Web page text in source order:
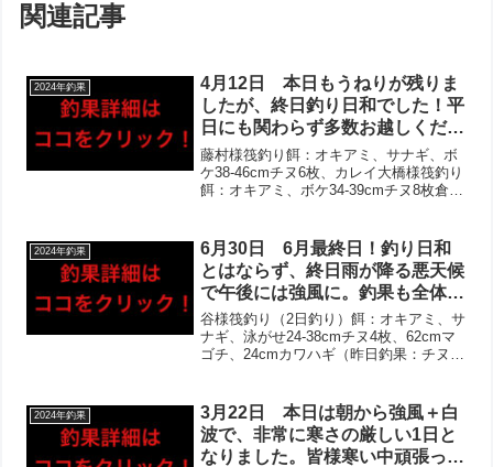
関連記事
2024年釣果
4月12日 本日もうねりが残りま
したが、終日釣り日和でした！平
日にも関わらず多数お越しくださ
り、感謝申し上げます‼︎アジ・イ
ワシは大漁の方ばかりで、初めて
の方もお楽しみ頂けました！チヌ
りも小さくバラしが多発。それで
も良型含めて多数でゲット‼︎
藤村様筏釣り餌：オキアミ、サナギ、ボ
ケ38-46cmチヌ6枚、カレイ大橋様筏釣り
餌：オキアミ、ボケ34-39cmチヌ8枚倉橋
45cmチヌ2枚、タナゴ藤井様筏...
2024年釣果
6月30日 6月最終日！釣り日和
とはならず、終日雨が降る悪天候
で午後には強風に。釣果も全体と
して厳しい結果となり、水潮の影
響で潮流も早かった様子。チヌは
午後の伸びがありませんでした
ではビッグマゴチ＆極太ハモ‼︎そ
の他アジ・サバは多数でした！
谷様筏釣り（2日釣り）餌：オキアミ、サ
ナギ、泳がせ24-38cmチヌ4枚、62cmマ
ゴチ、24cmカワハギ（昨日釣果：チヌ、
内様筏釣り餌：オキアミ43.5cmチ...
2024年釣果
3月22日 本日は朝から強風＋白
波で、非常に寒さの厳しい1日と
なりました。皆様寒い中頑張って